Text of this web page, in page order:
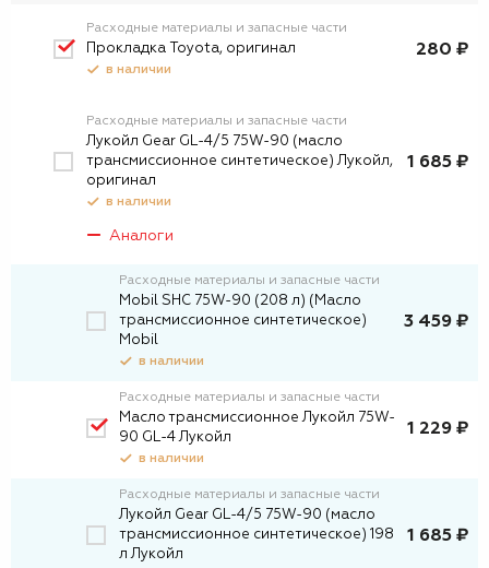
Расходные материалы и запасные части
Прокладка Toyota, оригинал
в наличии
280 ₽
Расходные материалы и запасные части
Лукойл Gear GL-4/5 75W-90 (масло
трансмиссионное синтетическое) Лукойл,
оригинал
в наличии
1 685 ₽
Аналоги
Расходные материалы и запасные части
Mobil SHC 75W-90 (208 л) (Масло
трансмиссионное синтетическое)
Mobil
в наличии
3 459 ₽
Расходные материалы и запасные части
Масло трансмиссионное Лукойл 75W-
90 GL-4 Лукойл
в наличии
1 229 ₽
Расходные материалы и запасные части
Лукойл Gear GL-4/5 75W-90 (масло
трансмиссионное синтетическое) 198
л Лукойл
1 685 ₽